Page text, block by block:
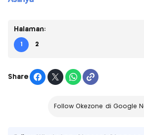
Halaman:
1 2
Share
Follow Okezone di Google